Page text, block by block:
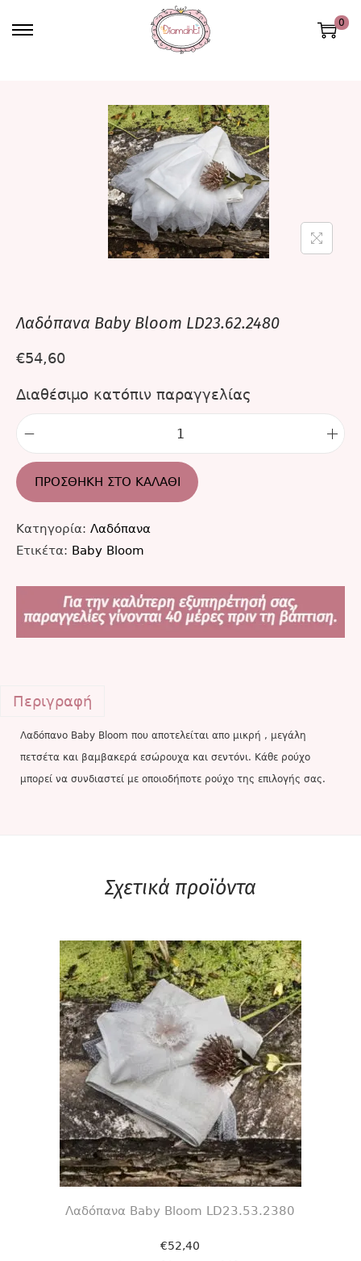
0
Λαδόπανα Baby Bloom LD23.62.2480
€54,60
Διαθέσιμο κατόπιν παραγγελίας
ΠΡΟΣΘΉΚΗ ΣΤΟ ΚΑΛΆΘΙ
Κατηγορία: Λαδόπανα
Ετικέτα: Baby Bloom
Περιγραφή
Λαδόπανο Baby Bloom που αποτελείται απο μικρή , μεγάλη
πετσέτα και βαμβακερά εσώρουχα και σεντόνι. Κάθε ρούχο
μπορεί να συνδιαστεί με οποιοδήποτε ρούχο της επιλογής σας.
Σχετικά προϊόντα
Λαδόπανα Baby Bloom LD23.53.2380
€52,40